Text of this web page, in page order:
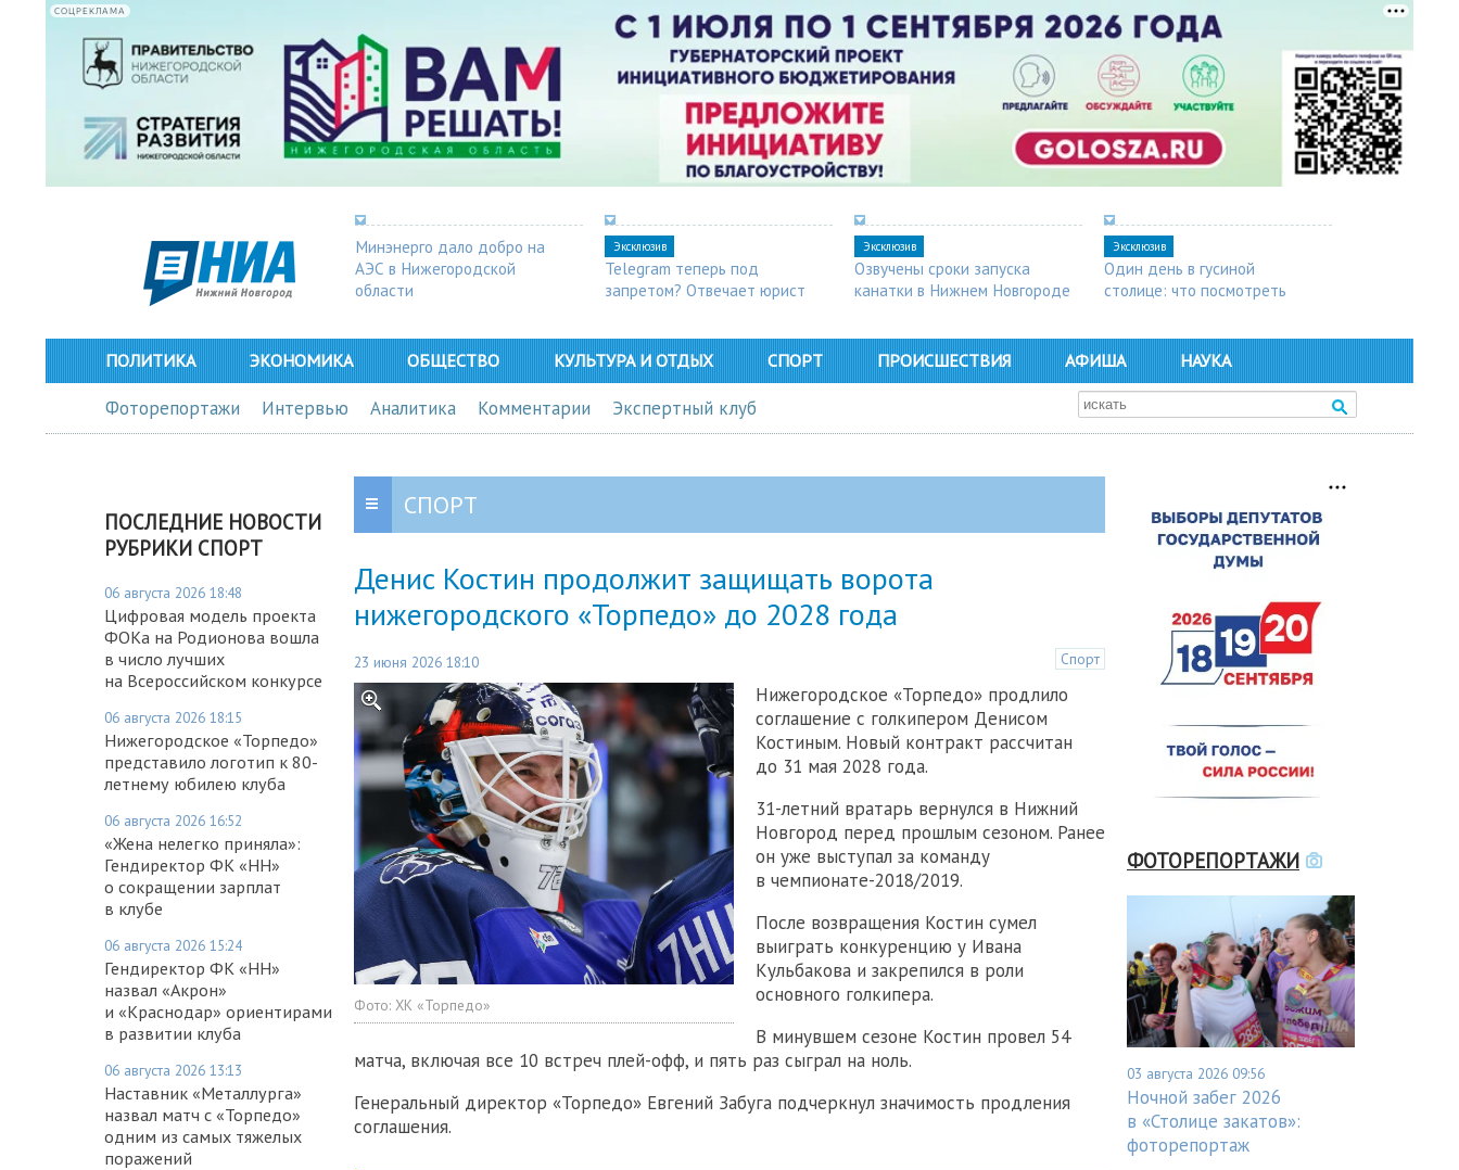
СОЦРЕКЛАМА
Минэнерго дало добро на
АЭС в Нижегородской
области
Эксклюзив
Telegram теперь под
запретом? Отвечает юрист
Эксклюзив
Озвучены сроки запуска
канатки в Нижнем Новгороде
Эксклюзив
Один день в гусиной
столице: что посмотреть
ПОЛИТИКА ЭКОНОМИКА ОБЩЕСТВО КУЛЬТУРА И ОТДЫХ СПОРТ ПРОИСШЕСТВИЯ АФИША НАУКА
Фоторепортажи Интервью Аналитика Комментарии Экспертный клуб
ПОСЛЕДНИЕ НОВОСТИ
РУБРИКИ СПОРТ
06 августа 2026 18:48
Цифровая модель проекта
ФОКа на Родионова вошла
в число лучших
на Всероссийском конкурсе
06 августа 2026 18:15
Нижегородское «Торпедо»
представило логотип к 80-
летнему юбилею клуба
06 августа 2026 16:52
«Жена нелегко приняла»:
Гендиректор ФК «НН»
о сокращении зарплат
в клубе
06 августа 2026 15:24
Гендиректор ФК «НН»
назвал «Акрон»
и «Краснодар» ориентирами
в развитии клуба
06 августа 2026 13:13
Наставник «Металлурга»
назвал матч с «Торпедо»
одним из самых тяжелых
поражений
СПОРТ
Денис Костин продолжит защищать ворота
нижегородского «Торпедо» до 2028 года
23 июня 2026 18:10 Спорт
Фото: ХК «Торпедо»
Нижегородское «Торпедо» продлило
соглашение с голкипером Денисом
Костиным. Новый контракт рассчитан
до 31 мая 2028 года.
31-летний вратарь вернулся в Нижний
Новгород перед прошлым сезоном. Ранее
он уже выступал за команду
в чемпионате-2018/2019.
После возвращения Костин сумел
выиграть конкуренцию у Ивана
Кульбакова и закрепился в роли
основного голкипера.
В минувшем сезоне Костин провел 54
матча, включая все 10 встреч плей-офф, и пять раз сыграл на ноль.
Генеральный директор «Торпедо» Евгений Забуга подчеркнул значимость продления
соглашения.
ФОТОРЕПОРТАЖИ
03 августа 2026 09:56
Ночной забег 2026
в «Столице закатов»:
фоторепортаж